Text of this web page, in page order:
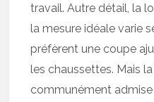
travail. Autre détail, la
la mesure idéale varie
préfèrent une coupe
les chaussettes. Mais
communément